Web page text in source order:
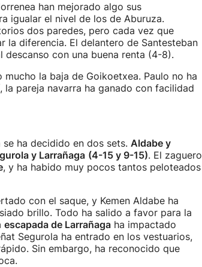
han mejorado algo sus
igualar el nivel de los de Aburuza.
dos paredes, pero cada vez que
la diferencia. El delantero de Santesteban
con una buena renta (4-8).
la baja de Goikoetxea. Paulo no ha
pareja navarra ha ganado con facilidad
ha decidido en dos sets. Aldabe y
y Larrañaga (4-15 y 9-15). El zaguero
, y ha habido muy pocos tantos peloteados
con el saque, y Kemen Aldabe ha
brillo. Todo ha salido a favor para la
escapada de Larrañaga ha impactado
Segurola ha entrado en los vestuarios,
Sin embargo, ha reconocido que